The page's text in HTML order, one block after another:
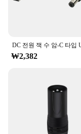
**Unmatched
The 55잭
essential
their computer's
material
connection,
make it an
peripherals,
set is designed
reliability.
₩2,382